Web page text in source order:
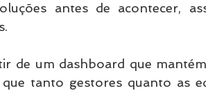
antes de acontecer,
de um dashboard que
tanto gestores quanto as